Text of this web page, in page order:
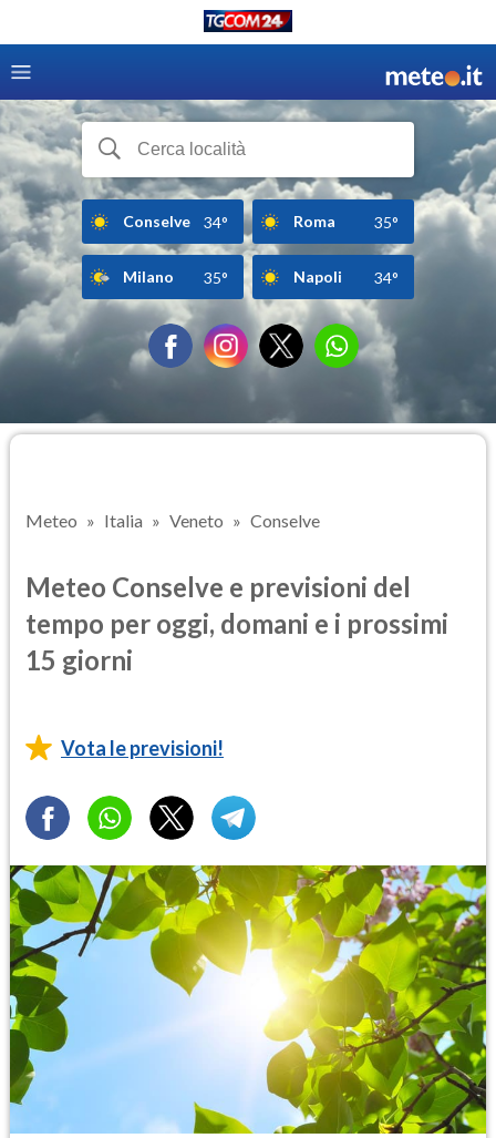
Conselve 34° Roma 35°
Milano 35° Napoli 34°
Meteo Italia Veneto Conselve
Meteo Conselve e previsioni del
tempo per oggi, domani e i prossimi
15 giorni
Vota le previsioni!